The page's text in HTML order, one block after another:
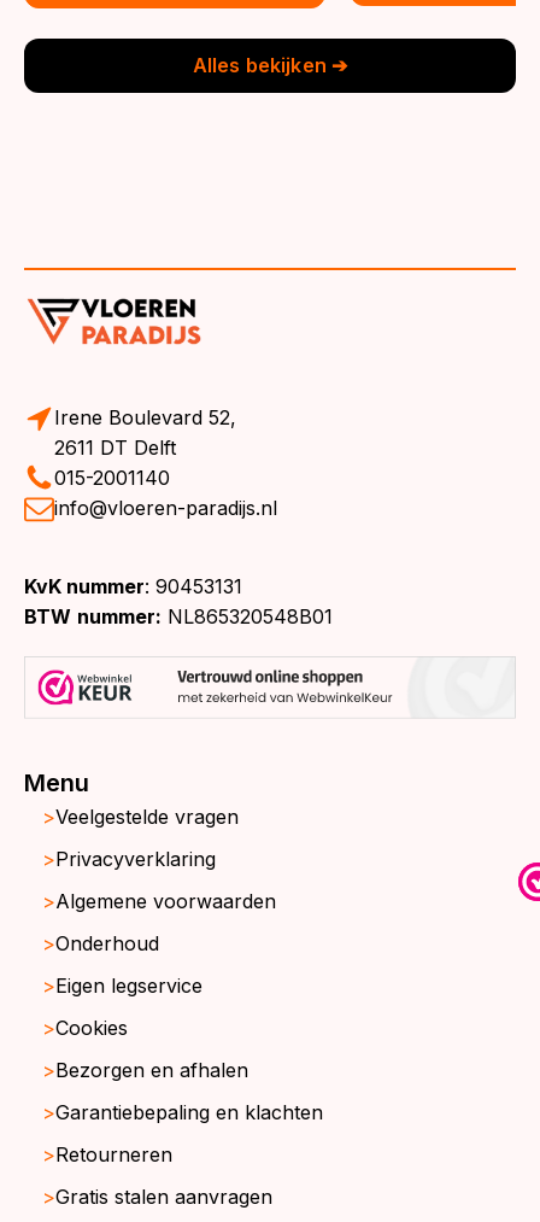
Alles bekijken ➔
Irene Boulevard 52,
2611 DT Delft
015-2001140
info@vloeren-paradijs.nl
KvK nummer: 90453131
BTW nummer: NL865320548B01
Menu
Veelgestelde vragen
Privacyverklaring
Algemene voorwaarden
Onderhoud
Eigen legservice
Cookies
Bezorgen en afhalen
Garantiebepaling en klachten
Retourneren
Gratis stalen aanvragen